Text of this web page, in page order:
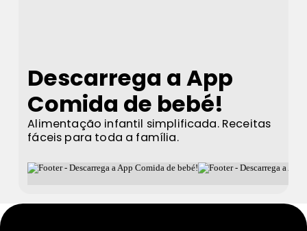
Descarrega a App
Comida de bebé!
Alimentação infantil simplificada. Receitas
fáceis para toda a família.